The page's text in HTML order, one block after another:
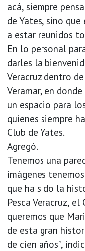
acá, siempre
de Yates, sino
a estar reunidos
En lo personal
darles la
Veracruz dentro
Veramar, en
un espacio para
quienes siempre
Club de Yates.
Agregó.
Tenemos una
imágenes
que ha sido la
Pesca Veracruz, el
queremos que
de esta gran
de cien años”,